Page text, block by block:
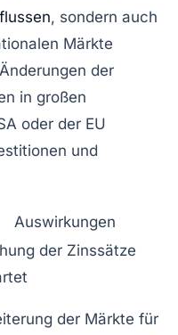
, sondern auch
Märkte
der
in großen
oder der EU
und
Auswirkungen
der Zinssätze
der Märkte für